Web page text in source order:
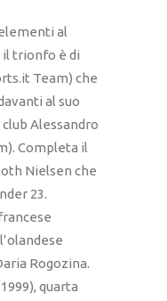
al
il trionfo è di
Team) che
al suo
Alessandro
Completa il
Nielsen che
23.
Rogozina.
quarta